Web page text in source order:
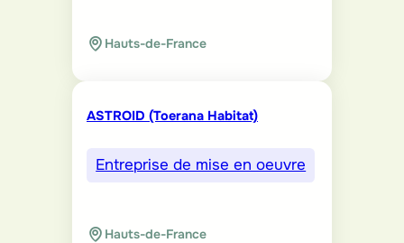
Hauts-de-France
ASTROID (Toerana Habitat)
Entreprise de mise en oeuvre
Hauts-de-France